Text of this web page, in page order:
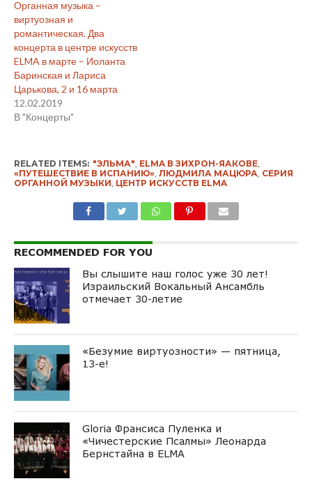
Органная музыка –
виртуозная и
романтическая. Два
концерта в центре искусств
ELMA в марте – Иоланта
Баринская и Лариса
Царькова, 2 и 16 марта
12.02.2019
В "Концерты"
RELATED ITEMS: "ЭЛЬМА" ELMA В ЗИХРОН-ЯАКОВЕ,
«ПУТЕШЕСТВИЕ В ИСПАНИЮ», ЛЮДМИЛА МАЦЮРА СЕРИЯ
ОРГАННОЙ МУЗЫКИ ЦЕНТР ИСКУССТВ ELMA
RECOMMENDED FOR YOU
Вы слышите наш голос уже 30 лет!
Израильский Вокальный Ансамбль
отмечает 30-летие
«Безумие виртуозности» — пятница,
13-е!
Gloria Франсиса Пуленка и
«Чичестерские Псалмы» Леонарда
Бернстайна в ELMA